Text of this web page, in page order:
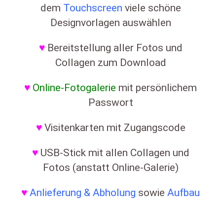
dem Touchscreen viele schöne
Designvorlagen auswählen
♥ Bereitstellung aller Fotos und
Collagen zum Download
♥ Online-Fotogalerie mit persönlichem
Passwort
♥ Visitenkarten mit Zugangscode
♥ USB-Stick mit allen Collagen und
Fotos (anstatt Online-Galerie)
♥ Anlieferung & Abholung sowie Aufbau